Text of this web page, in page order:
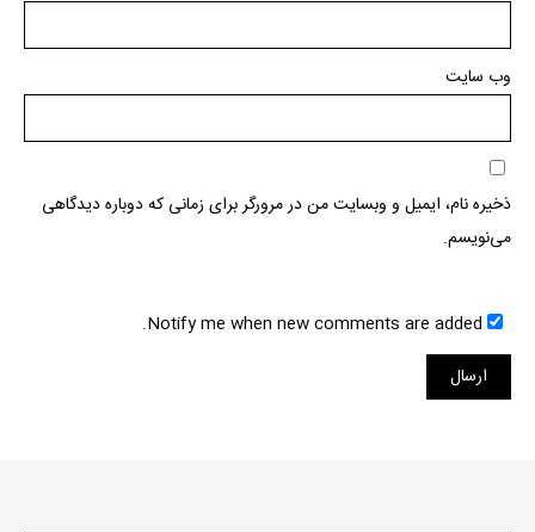
وب‌ سایت
ذخیره نام، ایمیل و وبسایت من در مرورگر برای زمانی که دوباره دیدگاهی
می‌نویسم.
Notify me when new comments are added.